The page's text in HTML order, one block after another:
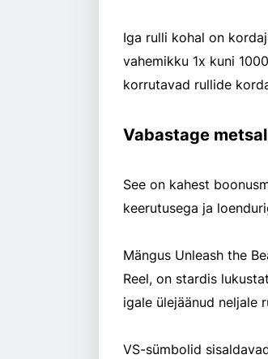
Iga rulli kohal on
vahemikku 1x kuni
korrutavad rullide
Vabastage
See on kahest
keerutusega ja
Mängus Unleash the
Reel, on stardis
igale ülejäänud neljale
VS-sümbolid